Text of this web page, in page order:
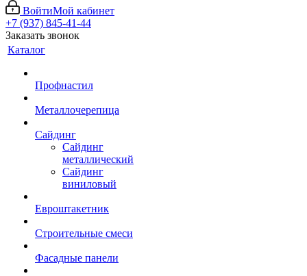
ВойтиМой кабинет
+7 (937) 845-41-44
Заказать звонок
Каталог
Профнастил
Металлочерепица
Сайдинг
Сайдинг
металлический
Сайдинг
виниловый
Евроштакетник
Строительные смеси
Фасадные панели